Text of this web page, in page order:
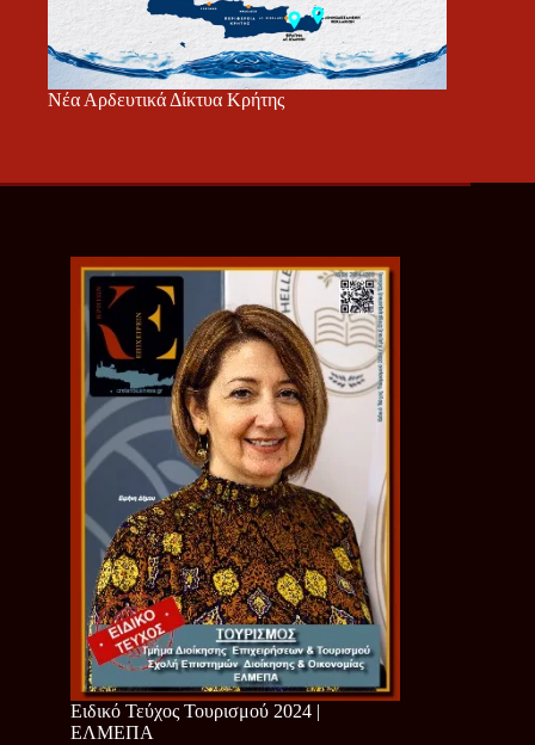
Νέα Αρδευτικά Δίκτυα Κρήτης
Ειδικό Τεύχος Τουρισμού 2024 |
ΕΛΜΕΠΑ